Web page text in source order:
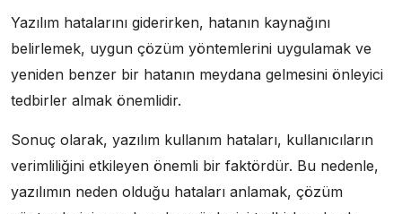
Yazılım hatalarını giderirken, hatanın kaynağını
belirlemek, uygun çözüm yöntemlerini uygulamak ve
yeniden benzer bir hatanın meydana gelmesini önleyici
tedbirler almak önemlidir.
Sonuç olarak, yazılım kullanım hataları, kullanıcıların
verimliliğini etkileyen önemli bir faktördür. Bu nedenle,
yazılımın neden olduğu hataları anlamak, çözüm